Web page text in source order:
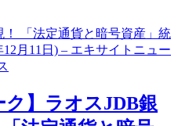
！ 「法定通貨と暗号資産」統
月11日) – エキサイトニュー
ク】ラオスJDB銀